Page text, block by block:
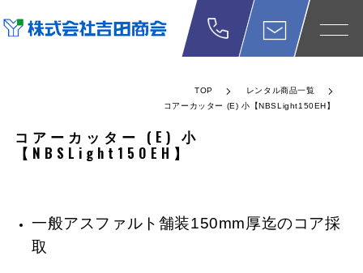
TOP
レンタル商品一覧
コアーカッター (E) 小【NBSLight150EH】
コアーカッター (E) 小
【NBSLight150EH】
一般アスファルト舗装150mm厚迄のコア採
取